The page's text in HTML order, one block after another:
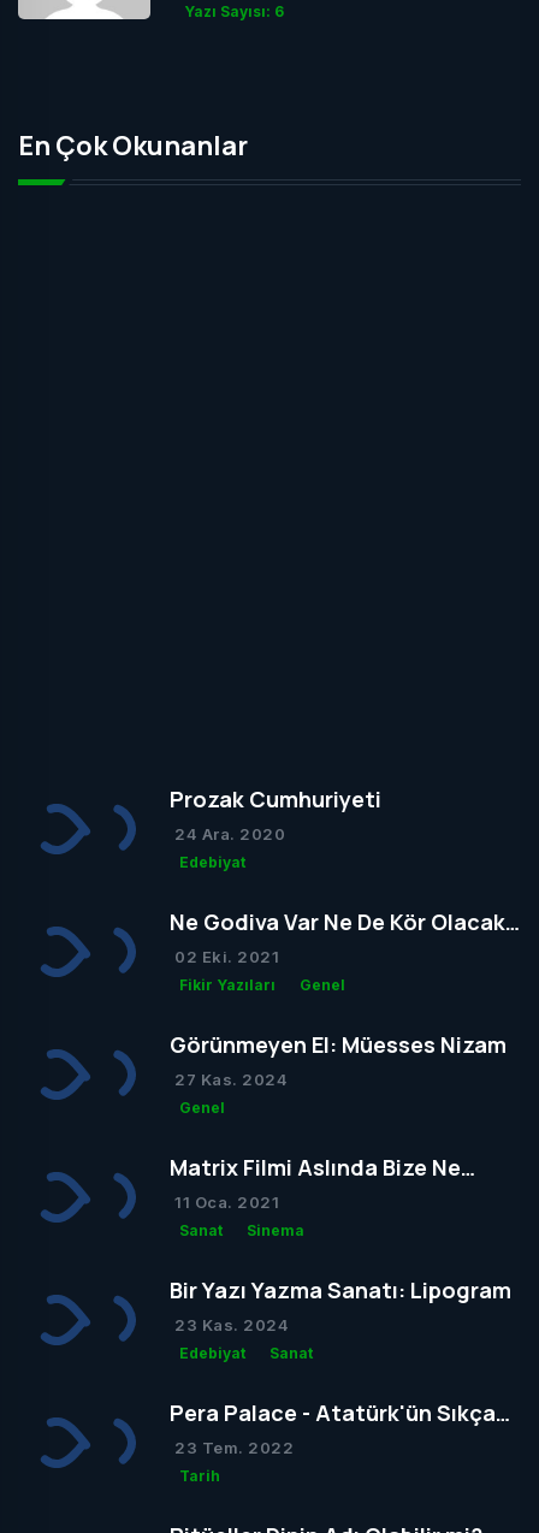
Yazı Sayısı: 6
En Çok Okunanlar
Prozak Cumhuriyeti
24 Ara. 2020
Edebiyat
Ne Godiva Var Ne De Kör Olacak
Tom
02 Eki. 2021
Fikir Yazıları Genel
Görünmeyen El: Müesses Nizam
27 Kas. 2024
Genel
Matrix Filmi Aslında Bize Ne
Anlatmak İstedi?
11 Oca. 2021
Sanat Sinema
Bir Yazı Yazma Sanatı: Lipogram
23 Kas. 2024
Edebiyat Sanat
Pera Palace - Atatürk'ün Sıkça
Konakladığı Otel
23 Tem. 2022
Tarih